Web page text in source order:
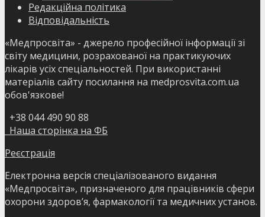
Редакційна політика
Відповідальність
«Медпросвіта» - джерело професійної інформації зі
світу медицини, розрахованої на практикуючих
лікарів усіх спеціальностей. При використанні
матеріалів сайту посилання на medprosvita.com.ua
обов'язкове!
+38 044 490 90 88
Наша сторінка на ФБ
Реєстрація
Електронна версія спеціалізованого видання
«Медпросвіта», призначеного для працівників сфери
охорони здоров’я, фармакології та медичних установ.